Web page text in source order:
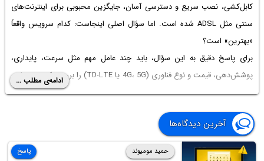
کابل‌کشی، نصب سریع و دسترسی آسان، جایگزین محبوبی برای اینترنت‌های
سنتی مثل ADSL شده است. اما سؤال اصلی اینجاست: کدام سرویس واقعاً
«بهترین» است؟
برای پاسخ دقیق به این سؤال، باید چند عامل مهم مثل سرعت، پایداری،
پوشش‌دهی، قیمت و نوع فناوری (4G، 5G یا TD-LTE) را بررسی کنیم. بسیاری
از کاربران تنها بر اساس تبلیغات تصمیم می‌گیرند، در حالی که انتخاب درست
نیاز به تحلیل واقعی دارد.
ادامه‌ی مطلب ...
آخرین دیدگاه‌ها
حمید مومیوند
پاسخ